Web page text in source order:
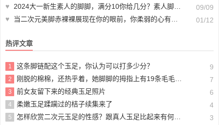
♥ 2024大一新生素人的脚脚，满分10你给几分？素人脚脚与专业足模的比较，有何区别？你更喜欢哪种？
09/09
♥
当二次元美脚赤裸裸展现在你的眼前，你柔弱的心有会有什么异样的感觉？ 01/12
热评文章
1 这条脚链配这个玉足，你认为可以打多少分？ 9
2 刚脱的棉棉，还热乎着，她脚脚的拇指上有19条毛毛，不信你数数 7
3 前女友留下来的经典玉足照片 6
4 柔嫩玉足蹂躏过的桔子续集来了 4
5 怎样欣赏二次元玉足的性感？跟真人玉足比起来有何不同？ 3